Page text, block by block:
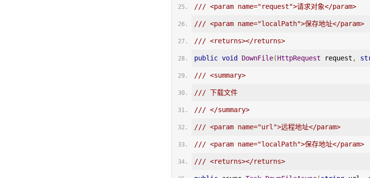
/// <param name="request">请求对象</param>
/// <param name="localPath">保存地址</param>
/// <returns></returns>
public void DownFile(HttpRequest request ,
/// <summary>
/// 下载文件
/// </summary>
/// <param name="url">远程地址</param>
/// <param name="localPath">保存地址</param>
/// <returns></returns>